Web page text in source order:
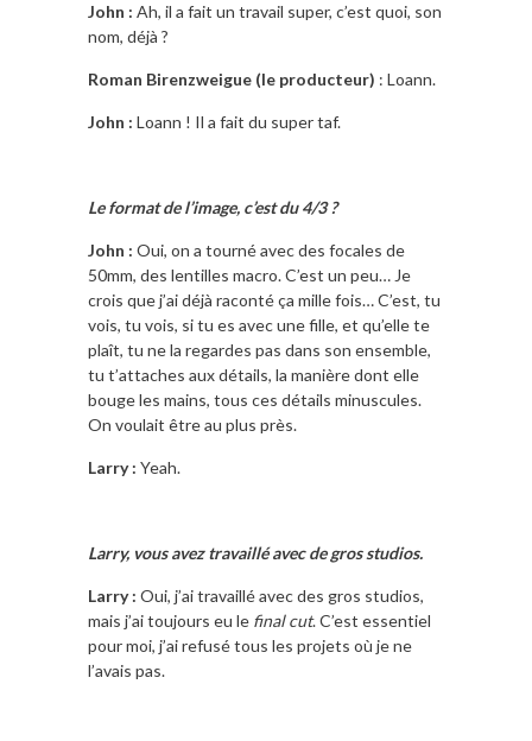
John : Ah, il a fait un travail super, c’est quoi, son
nom, déjà ?
Roman Birenzweigue (le producteur) : Loann.
John : Loann ! Il a fait du super taf.
Le format de l’image, c’est du 4/3 ?
John : Oui, on a tourné avec des focales de
50mm, des lentilles macro. C’est un peu… Je
crois que j’ai déjà raconté ça mille fois… C’est, tu
vois, tu vois, si tu es avec une fille, et qu’elle te
plaît, tu ne la regardes pas dans son ensemble,
tu t’attaches aux détails, la manière dont elle
bouge les mains, tous ces détails minuscules.
On voulait être au plus près.
Larry : Yeah.
Larry, vous avez travaillé avec de gros studios.
Larry : Oui, j’ai travaillé avec des gros studios,
mais j’ai toujours eu le final cut. C’est essentiel
pour moi, j’ai refusé tous les projets où je ne
l’avais pas.